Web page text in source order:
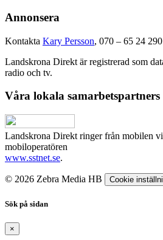
Annonsera
Kontakta Kary Persson, 070 – 65 24 290
Landskrona Direkt är registrerad som
radio och tv.
Våra lokala samarbetspartners
Landskrona Direkt ringer från mobilen
mobiloperatören
www.sstnet.se.
© 2026 Zebra Media HB Cookie
Sök på sidan
×